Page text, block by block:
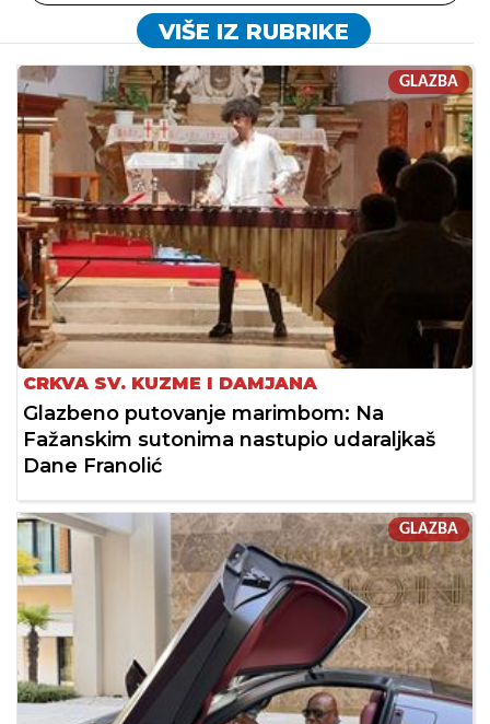
VIŠE IZ RUBRIKE
GLAZBA
CRKVA SV. KUZME I DAMJANA
Glazbeno putovanje marimbom: Na
Fažanskim sutonima nastupio udaraljkaš
Dane Franolić
GLAZBA